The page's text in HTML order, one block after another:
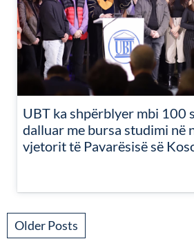
UBT ka shpërblyer mbi 100
dalluar me bursa studimi në
vjetorit të Pavarësisë së
Older Posts